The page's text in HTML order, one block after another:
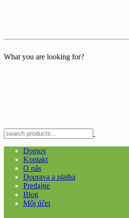
What you are looking for?
Domov
Kontakt
O nás
Doprava a platba
Predajne
Blog
Môj účet